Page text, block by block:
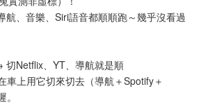
航、音樂、Siri語音都順順跑～幾乎沒看過
Netflix、YT、導航就是順
車上用它切來切去（導航＋Spotify＋